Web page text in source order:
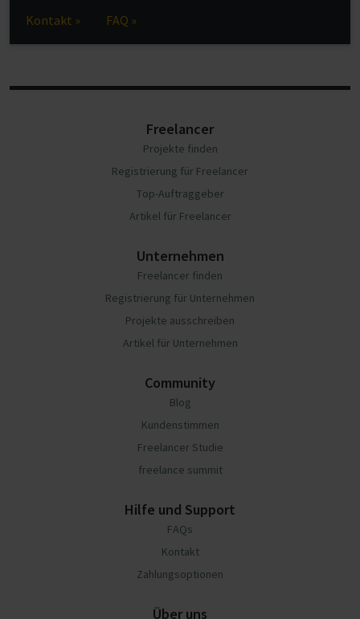
Kontakt » FAQ »
Freelancer
Projekte finden
Registrierung für Freelancer
Top-Auftraggeber
Artikel für Freelancer
Unternehmen
Freelancer finden
Registrierung für Unternehmen
Projekte ausschreiben
Artikel für Unternehmen
Community
Blog
Kundenstimmen
Freelancer Studie
freelance summit
Hilfe und Support
FAQs
Kontakt
Zahlungsoptionen
Über uns